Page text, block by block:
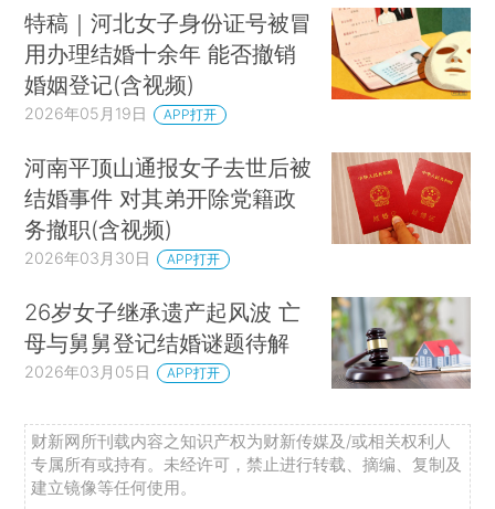
特稿｜河北女子身份证号被冒
用办理结婚十余年 能否撤销
婚姻登记(含视频)
2026年05月19日 APP打开
河南平顶山通报女子去世后被
结婚事件 对其弟开除党籍政
务撤职(含视频)
2026年03月30日 APP打开
26岁女子继承遗产起风波 亡
母与舅舅登记结婚谜题待解
2026年03月05日 APP打开
财新网所刊载内容之知识产权为财新传媒及/或相关权利人
专属所有或持有。未经许可，禁止进行转载、摘编、复制及
建立镜像等任何使用。